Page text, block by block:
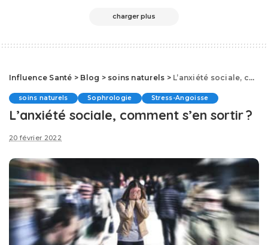
charger plus
Influence Santé > Blog > soins naturels > L’anxiété sociale, comment s’en sortir ?
soins naturels Sophrologie Stress-Angoisse
L’anxiété sociale, comment s’en sortir ?
20 février 2022